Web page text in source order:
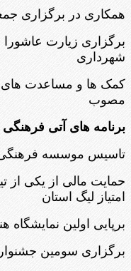
همکاری در برگزاری
برگزاری زیارت
شهرداری
مصوب
برنامه های آتی
تاسیس موسسه
حمایت مالی از یکی از
امتیاز لیگ استان
برپایی اولین نمایشگاه
برگزاری سومین